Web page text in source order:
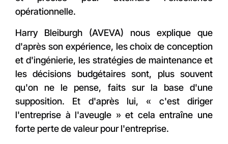
opérationnelle.
Harry Bleiburgh (AVEVA) nous explique que
d'après son expérience, les choix de conception
et d'ingénierie, les stratégies de maintenance et
les décisions budgétaires sont, plus souvent
qu'on ne le pense, faits sur la base d'une
supposition. Et d'après lui, « c'est diriger
l'entreprise à l'aveugle » et cela entraîne une
forte perte de valeur pour l'entreprise.